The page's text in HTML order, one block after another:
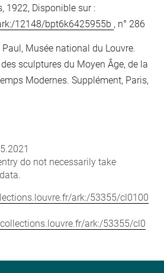
1922, Disponible sur :
12148/bpt6k6425955b , n° 286
Paul, Musée national du Louvre.
sculptures du Moyen Âge, de la
Modernes. Supplément, Paris,
do not necessarily take
ark:/53355/cl0100
ark:/53355/cl0